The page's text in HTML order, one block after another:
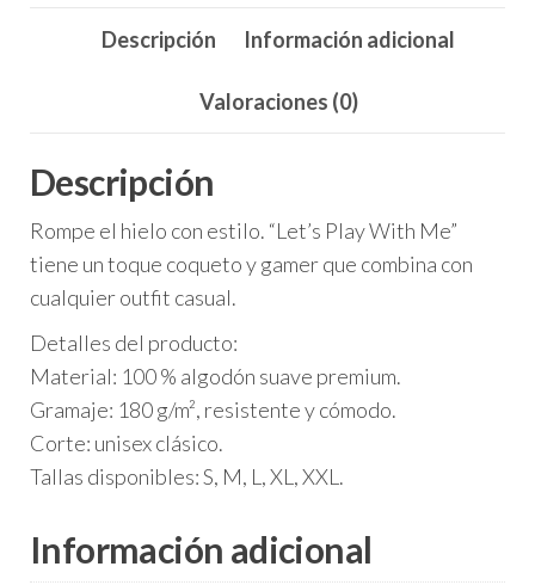
Descripción Información adicional
Valoraciones (0)
Descripción
Rompe el hielo con estilo. “Let’s Play With Me”
tiene un toque coqueto y gamer que combina con
cualquier outfit casual.
Detalles del producto:
Material: 100 % algodón suave premium.
Gramaje: 180 g/m², resistente y cómodo.
Corte: unisex clásico.
Tallas disponibles: S, M, L, XL, XXL.
Información adicional